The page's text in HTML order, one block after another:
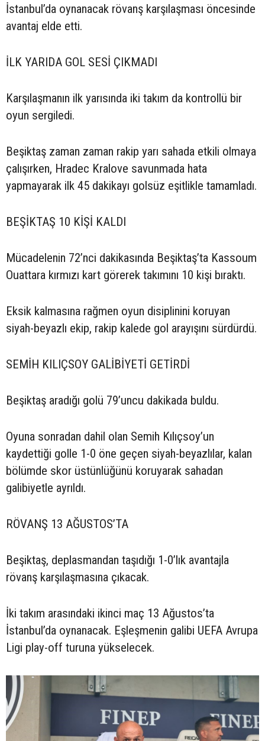
İstanbul’da oynanacak rövanş karşılaşması öncesinde
avantaj elde etti.
İLK YARIDA GOL SESİ ÇIKMADI
Karşılaşmanın ilk yarısında iki takım da kontrollü bir
oyun sergiledi.
Beşiktaş zaman zaman rakip yarı sahada etkili olmaya
çalışırken, Hradec Kralove savunmada hata
yapmayarak ilk 45 dakikayı golsüz eşitlikle tamamladı.
BEŞİKTAŞ 10 KİŞİ KALDI
Mücadelenin 72’nci dakikasında Beşiktaş’ta Kassoum
Ouattara kırmızı kart görerek takımını 10 kişi bıraktı.
Eksik kalmasına rağmen oyun disiplinini koruyan
siyah-beyazlı ekip, rakip kalede gol arayışını sürdürdü.
SEMİH KILIÇSOY GALİBİYETİ GETİRDİ
Beşiktaş aradığı golü 79’uncu dakikada buldu.
Oyuna sonradan dahil olan Semih Kılıçsoy’un
kaydettiği golle 1-0 öne geçen siyah-beyazlılar, kalan
bölümde skor üstünlüğünü koruyarak sahadan
galibiyetle ayrıldı.
RÖVANŞ 13 AĞUSTOS’TA
Beşiktaş, deplasmandan taşıdığı 1-0’lık avantajla
rövanş karşılaşmasına çıkacak.
İki takım arasındaki ikinci maç 13 Ağustos’ta
İstanbul’da oynanacak. Eşleşmenin galibi UEFA Avrupa
Ligi play-off turuna yükselecek.